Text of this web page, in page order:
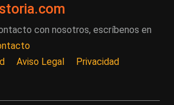
con nosotros, escríbenos en
Aviso Legal Privacidad